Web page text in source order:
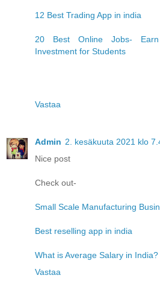
12 Best Trading App in india
20 Best Online Jobs-
Investment for Students
Vastaa
Admin 2. kesäkuuta 2021 klo
Nice post
Check out-
Small Scale Manufacturing
Best reselling app in india
What is Average Salary in India?
Vastaa